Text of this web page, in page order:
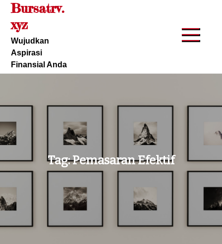
Skip
content
Bursatrv.
xyz
Wujudkan
Aspirasi
Finansial Anda
Tag:Pemasaran Efektif